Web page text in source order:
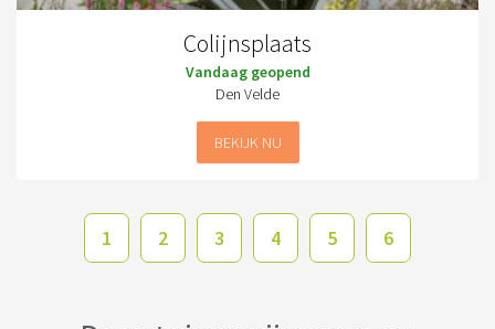
Colijnsplaats
Vandaag geopend
Den Velde
BEKIJK NU
1 2 3 4 5 6